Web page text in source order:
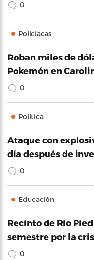
0
Policíacas
Roban miles de
Pokemón en
0
Política
Ataque con
día después de
0
Educación
Recinto de Río
semestre por la
0